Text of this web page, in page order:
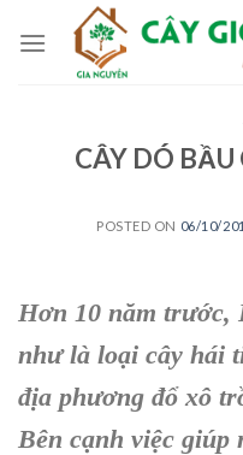
CÂY DÓ BẦU
POSTED ON 06/10/
Hơn 10 năm trước,
như là loại cây hái
địa phương đổ xô
Bên cạnh việc